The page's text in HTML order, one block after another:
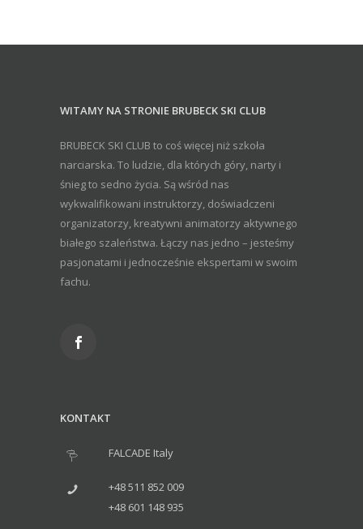
WITAMY NA STRONIE BRUBECK SKI CLUB
BRUBECK SKI CLUB to coś więcej niż szkoła
narciarska. To ludzie, dla których góry, narty i
śnieg to sedno życia. Są wśród nas
wykwalifikowani instruktorzy, doświadczeni
organizatorzy, kreatywni animatorzy aktywnego
białego szaleństwa. Łączy nas jedno – jesteśmy
pasjonatami i jednocześnie ekspertami w swoim
fachu.
KONTAKT
FALCADE Italy
+48 511 852 009
+48 601 148 935